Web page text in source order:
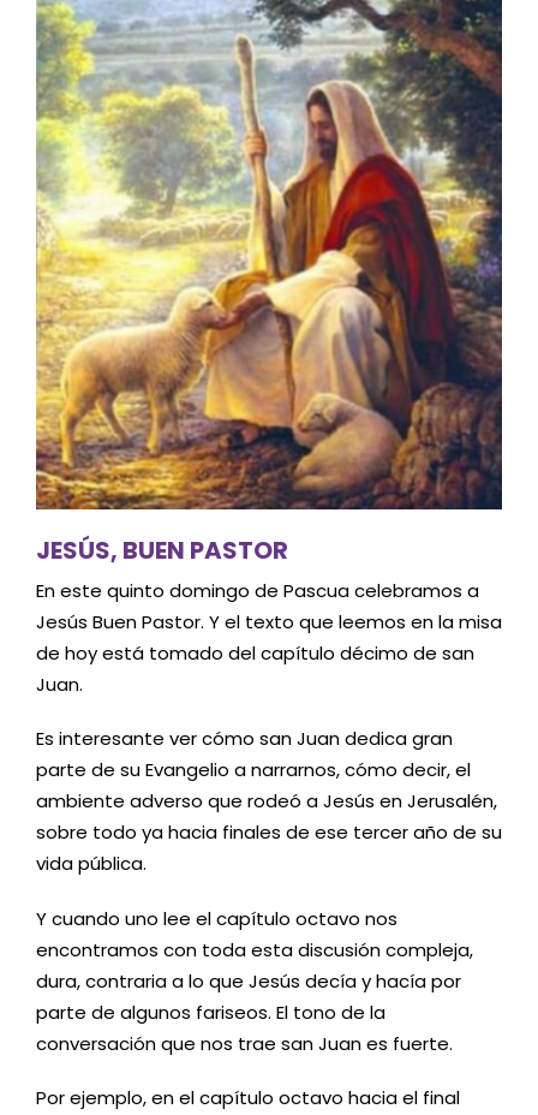
JESÚS, BUEN PASTOR
En este quinto domingo de Pascua celebramos a
Jesús Buen Pastor. Y el texto que leemos en la misa
de hoy está tomado del capítulo décimo de san
Juan.
Es interesante ver cómo san Juan dedica gran
parte de su Evangelio a narrarnos, cómo decir, el
ambiente adverso que rodeó a Jesús en Jerusalén,
sobre todo ya hacia finales de ese tercer año de su
vida pública.
Y cuando uno lee el capítulo octavo nos
encontramos con toda esta discusión compleja,
dura, contraria a lo que Jesús decía y hacía por
parte de algunos fariseos. El tono de la
conversación que nos trae san Juan es fuerte.
Por ejemplo, en el capítulo octavo hacia el final